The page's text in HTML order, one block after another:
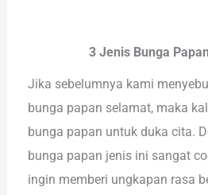
3 Jenis Bunga
Jika sebelumnya kami
bunga papan selamat, maka
bunga papan untuk duka cita.
bunga papan jenis ini sangat
ingin memberi ungkapan rasa